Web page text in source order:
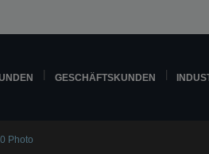
GESCHÄFTSKUNDEN
Photo